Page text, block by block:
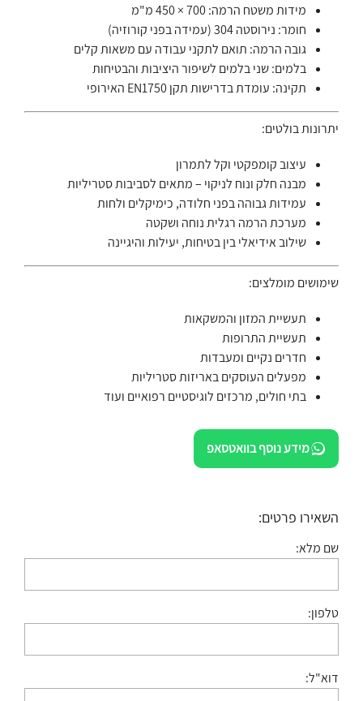
מידות משטח הרמה: 700 × 450 מ"מ
חומר: נירוסטה 304 (עמידה בפני קורוזיה)
גובה הרמה: תואם לתקני עבודה עם משאות קלים
בלמים: שני בלמים לשיפור היציבות והבטיחות
תקינה: עומדת בדרישות תקן EN1750 האירופי
יתרונות בולטים:
עיצוב קומפקטי וקל לתמרון
מבנה חלק ונוח לניקוי – מתאים לסביבות סטריליות
עמידות גבוהה בפני חלודה, כימיקלים ולחות
מערכת הרמה רגלית נוחה ושקטה
שילוב אידיאלי בין בטיחות, יעילות והיגיינה
שימושים מומלצים:
תעשיית המזון והמשקאות
תעשיית התרופות
חדרים נקיים ומעבדות
מפעלים העוסקים באריזות סטריליות
בתי חולים, מרכזים לוגיסטיים רפואיים ועוד
מידע נוסף בוואטסאפ
השאירו פרטים:
שם מלא:
טלפון:
דוא"ל: